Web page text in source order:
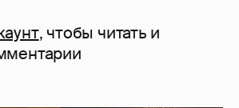
, чтобы читать и